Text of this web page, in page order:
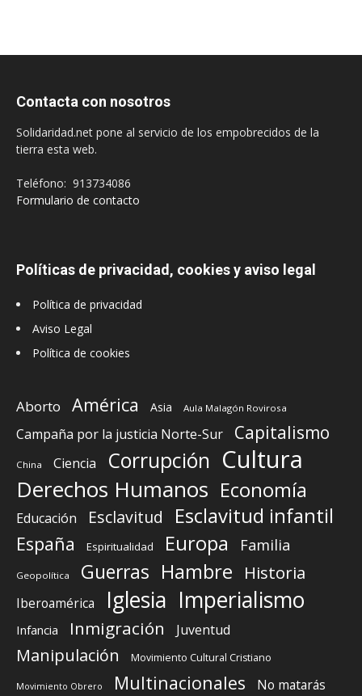
Contacta con nosotros
Solidaridad.net pone al servicio de los empobrecidos de la
tierra esta web.
Teléfono: 913734086
Formulario de contacto
Políticas de privacidad, cookies y aviso legal
Política de privacidad
Aviso Legal
Política de cookies
Aborto América Asia Aula Malagón Rovirosa
Campaña por la justicia Norte-Sur Capitalismo
China Ciencia Corrupción Cultura
Derechos Humanos Economía
Educación Esclavitud Esclavitud infantil
España Espiritualidad Europa Familia
Geopolítica Guerras Hambre Historia
Iberoamérica Iglesia Imperialismo
Infancia Inmigración Juventud
Manipulación Movimiento Cultural Cristiano
Movimiento Obrero Multinacionales No matarás